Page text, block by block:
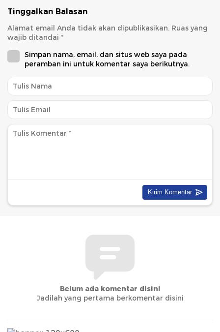
Tinggalkan Balasan
Alamat email Anda tidak akan dipublikasikan. Ruas yang
wajib ditandai *
Simpan nama, email, dan situs web saya pada
peramban ini untuk komentar saya berikutnya.
Belum ada komentar disini
Jadilah yang pertama berkomentar disini